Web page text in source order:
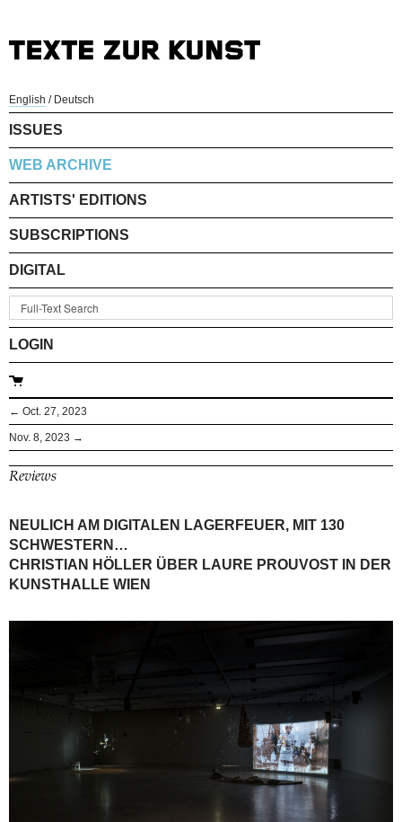
English / Deutsch
ISSUES
WEB ARCHIVE
ARTISTS' EDITIONS
SUBSCRIPTIONS
DIGITAL
LOGIN
← Oct. 27, 2023
Nov. 8, 2023 →
Reviews
NEULICH AM DIGITALEN LAGERFEUER, MIT 130
SCHWESTERN…
CHRISTIAN HÖLLER ÜBER LAURE PROUVOST IN DER
KUNSTHALLE WIEN